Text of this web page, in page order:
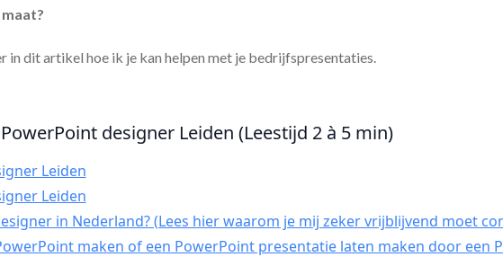
in dit artikel hoe ik je kan helpen met je bedrijfspresentaties.
designer Leiden (Leestijd 2 à 5 min)
Leiden
Leiden
in Nederland? (Lees hier waarom je mij zeker vrijblijvend moet
maken of een PowerPoint presentatie laten maken door een